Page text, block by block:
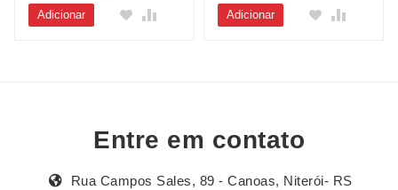
Adicionar Adicionar
Entre em contato
Rua Campos Sales, 89 - Canoas, Niterói- RS